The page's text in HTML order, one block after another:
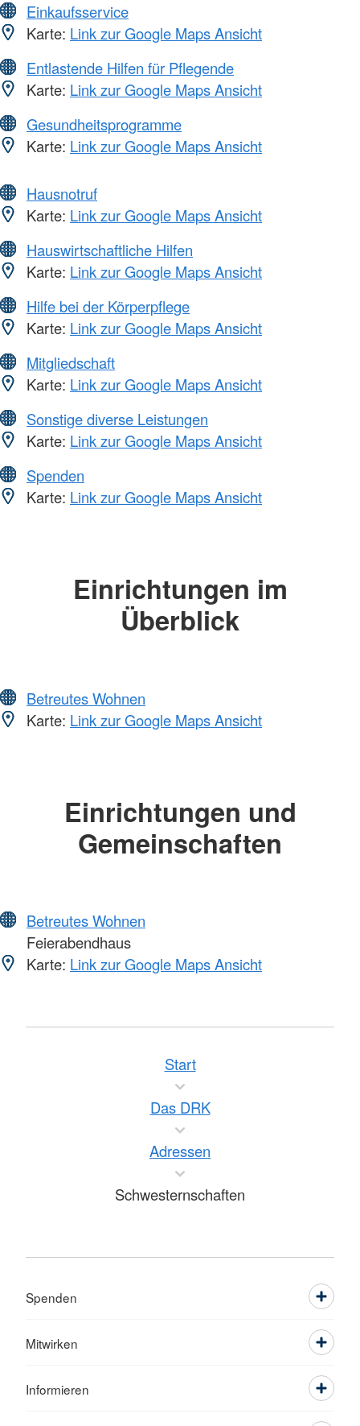
Einkaufsservice
Karte: Link zur Google Maps Ansicht
Entlastende Hilfen für Pflegende
Karte: Link zur Google Maps Ansicht
Gesundheitsprogramme
Karte: Link zur Google Maps Ansicht
Hausnotruf
Karte: Link zur Google Maps Ansicht
Hauswirtschaftliche Hilfen
Karte: Link zur Google Maps Ansicht
Hilfe bei der Körperpflege
Karte: Link zur Google Maps Ansicht
Mitgliedschaft
Karte: Link zur Google Maps Ansicht
Sonstige diverse Leistungen
Karte: Link zur Google Maps Ansicht
Spenden
Karte: Link zur Google Maps Ansicht
Einrichtungen im
Überblick
Betreutes Wohnen
Karte: Link zur Google Maps Ansicht
Einrichtungen und
Gemeinschaften
Betreutes Wohnen
Feierabendhaus
Karte: Link zur Google Maps Ansicht
Start
Das DRK
Adressen
Schwesternschaften
Spenden
Mitwirken
Informieren